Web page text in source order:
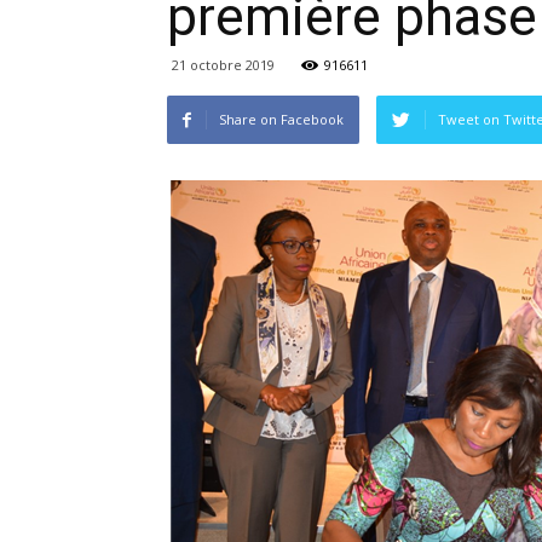
première phase
21 octobre 2019 916611
Share on Facebook Tweet on